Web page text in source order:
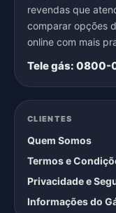
revendas que
comparar opções
online com mais
Tele gás:
CLIENTES
Quem Somos
Termos e
Privacidade e
Informações do